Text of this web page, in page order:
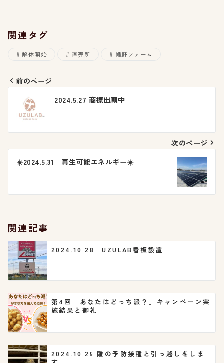
関連タグ
解体開始 直売所 幡野ファーム
稿
ビ
シ
ョ
ン
前のページ
2024.5.27 商標出願中
次のページ
☀️2024.5.31 再生可能エネルギー☀️
関連記事
2024.10.28 UZULAB看板設置
第4回「あなたはどっち派？」キャンペーン実
施結果と御礼
2024.10.25 雛の予防接種と引っ越しをしま